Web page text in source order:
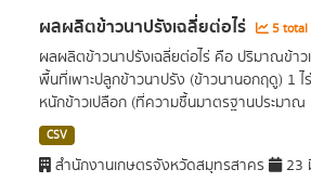
ผลผลิตข้าวนาปรังเฉลี่ยต่อไร่ 5 total
ผลผลิตข้าวนาปรังเฉลี่ยต่อไร่ คือ ปริมาณข้าว
พื้นที่เพาะปลูกข้าวนาปรัง (ข้าวนานอกฤดู) 1
หนักข้าวเปลือก (ที่ความชื้นมาตรฐานประมาณ
CSV
สำนักงานเกษตรจังหวัดสมุทรสาคร 23